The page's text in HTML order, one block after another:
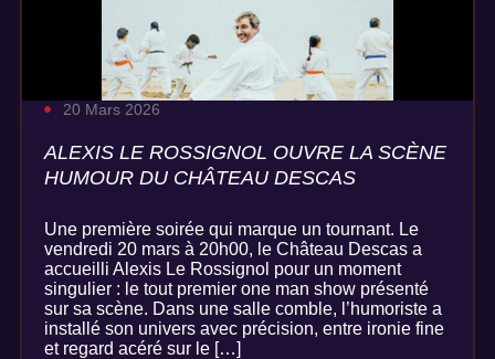
20 Mars 2026
ALEXIS LE ROSSIGNOL OUVRE LA SCÈNE
HUMOUR DU CHÂTEAU DESCAS
Une première soirée qui marque un tournant. Le
vendredi 20 mars à 20h00, le Château Descas a
accueilli Alexis Le Rossignol pour un moment
singulier : le tout premier one man show présenté
sur sa scène. Dans une salle comble, l’humoriste a
installé son univers avec précision, entre ironie fine
et regard acéré sur le […]